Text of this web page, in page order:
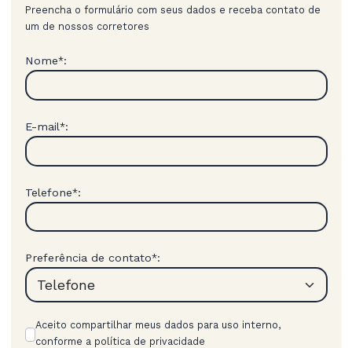
Preencha o formulário com seus dados e receba contato de
um de nossos corretores
Nome*:
E-mail*:
Telefone*:
Preferência de contato*:
Aceito compartilhar meus dados para uso interno,
conforme a política de privacidade